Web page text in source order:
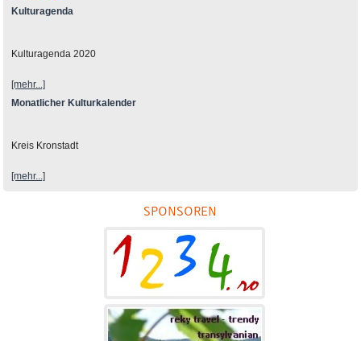
Kulturagenda
Kulturagenda 2020
[mehr...]
Monatlicher Kulturkalender
Kreis Kronstadt
[mehr...]
SPONSOREN